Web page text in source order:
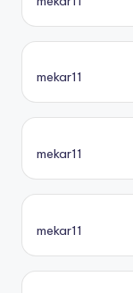
mekar11
mekar11
mekar11